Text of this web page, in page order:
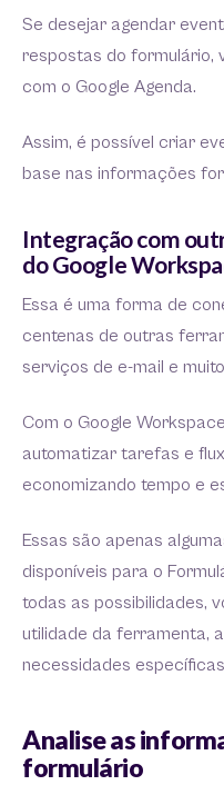
Se desejar agendar
respostas do formulário,
com o Google Agenda.
Assim, é possível criar
base nas informações
Integração com
do Google
Essa é uma forma de
centenas de outras
serviços de e-mail e
Com o Google
automatizar tarefas e
economizando tempo e
Essas são apenas
disponíveis para o
todas as possibilidades,
utilidade da ferramenta,
necessidades
Analise as
formulário